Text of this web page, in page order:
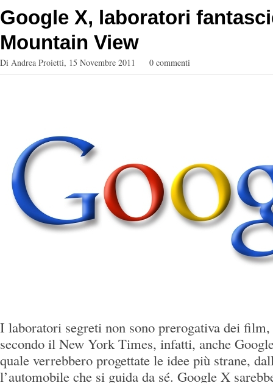
Google X, laboratori
Mountain View
Di Andrea Proietti, 15 Novembre 2011 0 commenti
I laboratori segreti non sono prerogativa dei
secondo il New York Times, infatti, anche
quale verrebbero progettate le idee più strane,
l’automobile che si guida da sé. Google X